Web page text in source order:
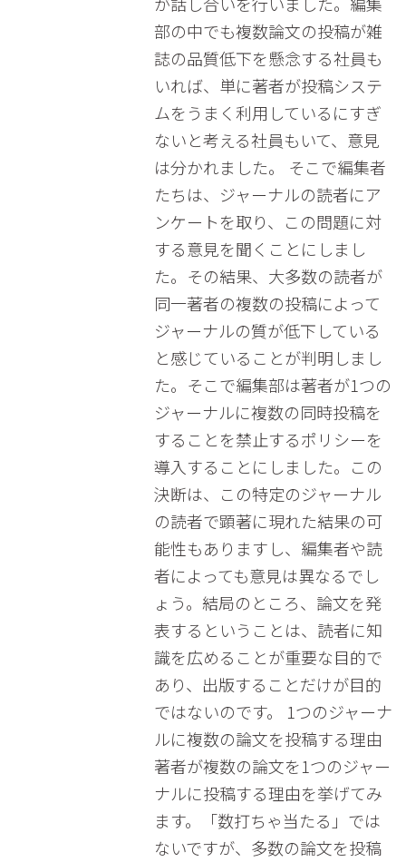
部の中でも複数論文の投稿が雑
誌の品質低下を懸念する社員も
いれば、単に著者が投稿システ
ムをうまく利用しているにすぎ
ないと考える社員もいて、意見
は分かれました。 そこで編集者
たちは、ジャーナルの読者にア
ンケートを取り、この問題に対
する意見を聞くことにしまし
た。その結果、大多数の読者が
同一著者の複数の投稿によって
ジャーナルの質が低下している
と感じていることが判明しまし
た。そこで編集部は著者が1つの
ジャーナルに複数の同時投稿を
することを禁止するポリシーを
導入することにしました。この
決断は、この特定のジャーナル
の読者で顕著に現れた結果の可
能性もありますし、編集者や読
者によっても意見は異なるでし
ょう。結局のところ、論文を発
表するということは、読者に知
識を広めることが重要な目的で
あり、出版することだけが目的
ではないのです。 1つのジャーナ
ルに複数の論文を投稿する理由
著者が複数の論文を1つのジャー
ナルに投稿する理由を挙げてみ
ます。「数打ちゃ当たる」では
ないですが、多数の論文を投稿